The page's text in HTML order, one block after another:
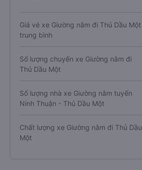
Giá vé xe Giường nằm đi Thủ Dầu Một
trung bình
Số lượng chuyến xe Giường nằm đi
Thủ Dầu Một
Số lượng nhà xe Giường nằm tuyến
Ninh Thuận - Thủ Dầu Một
Chất lượng xe Giường nằm đi Thủ Dầu
Một